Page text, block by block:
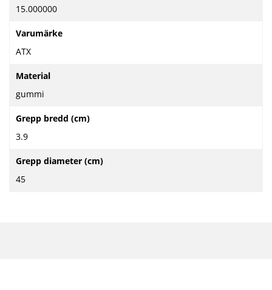
15.000000
Varumärke
ATX
Material
gummi
Grepp bredd (cm)
3.9
Grepp diameter (cm)
45